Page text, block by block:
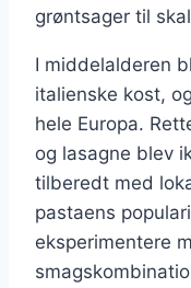
grøntsager til
I middelalderen
italienske kost,
hele Europa.
og lasagne blev
tilberedt med
pastaens
eksperimentere